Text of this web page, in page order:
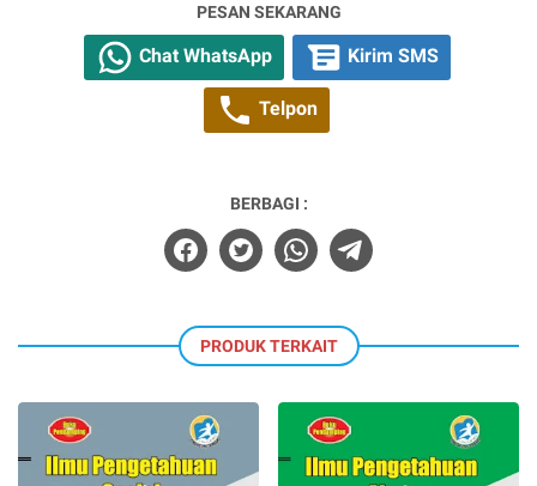
PESAN SEKARANG
Chat WhatsApp Kirim SMS
Telpon
BERBAGI :
PRODUK TERKAIT